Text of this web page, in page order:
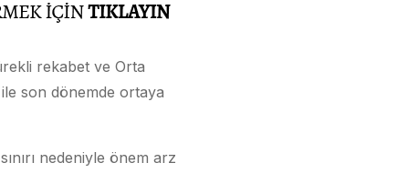
rekabet ve Orta
son dönemde ortaya
nedeniyle önem arz